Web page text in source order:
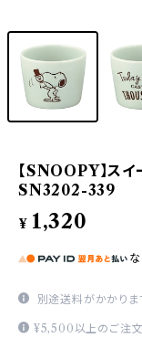
【SNOOPY】スイ
SN3202-339
¥ 1,320
な
別途送料がかかりま
¥5,500以上のご注文